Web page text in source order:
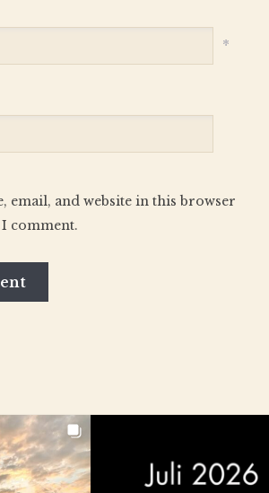
*
email, and website in this browser
comment.